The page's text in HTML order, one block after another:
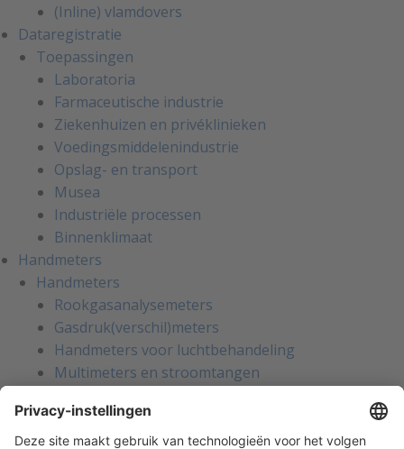
(Inline) vlamdovers
Dataregistratie
Toepassingen
Laboratoria
Farmaceutische industrie
Ziekenhuizen en privéklinieken
Voedingsmiddelenindustrie
Opslag- en transport
Musea
Industriële processen
Binnenklimaat
Handmeters
Handmeters
Rookgasanalysemeters
Gasdruk(verschil)meters
Handmeters voor luchtbehandeling
Multimeters en stroomtangen
Apparatentesters voor NEN-3140
Handmeters voor koeltechniek